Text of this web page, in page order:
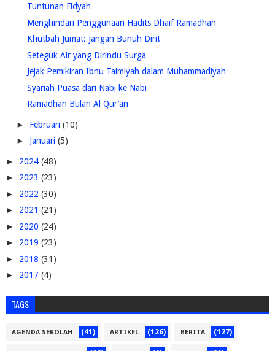
Tuntunan Fidyah
Menghindari Penggunaan Hadits Dhaif Ramadhan
Khutbah Jumat: Jangan Bunuh Diri!
Seteguk Air yang Dirindu Surga
Jejak Pemikiran Ibnu Taimiyah dalam Muhammadiyah
Syariah Puasa dari Nabi ke Nabi
Ramadhan Bulan Al Qur’an
► Februari (10)
► Januari (5)
► 2024 (48)
► 2023 (23)
► 2022 (30)
► 2021 (21)
► 2020 (24)
► 2019 (23)
► 2018 (31)
► 2017 (4)
TAGS
AGENDA SEKOLAH (41) ARTIKEL (126) BERITA (127)